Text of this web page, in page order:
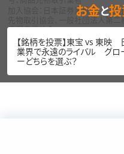
加入協会：日本証券業協会、一
先物取引協会、一般社団法人第
産運用業協会
Copyright©
1999-2026 Rakuten Securities,
お金と
【銘柄を投票】東宝 vs 東映
業界で永遠のライバル グロ
ーどちらを選ぶ？